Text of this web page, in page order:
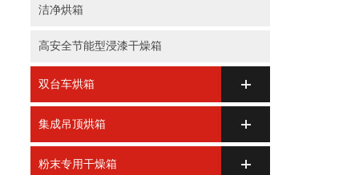
洁净烘箱
高安全节能型浸漆干燥箱
双台车烘箱
集成吊顶烘箱
粉末专用干燥箱